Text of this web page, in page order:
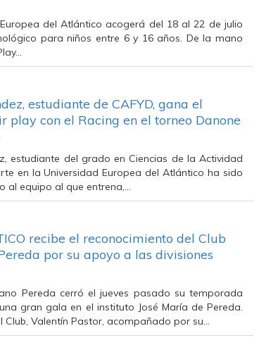
del Atlántico acogerá del 18 al 22 de julio
para niños entre 6 y 16 años. De la mano
estudiante de CAFYD, gana el
play con el Racing en el torneo Danone
estudiante del grado en Ciencias de la Actividad
en la Universidad Europea del Atlántico ha sido
al equipo al que entrena,…
recibe el reconocimiento del Club
por su apoyo a las divisiones
Pereda cerró el jueves pasado su temporada
gran gala en el instituto José María de Pereda.
Club, Valentín Pastor, acompañado por su…